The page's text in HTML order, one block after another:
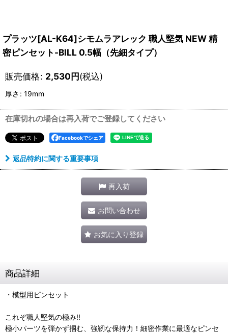
プラッツ[AL-K64]シモムラアレック 職人堅気 NEW 精
密ピンセット-BILL 0.5幅（先細タイプ）
販売価格: 2,530円(税込)
厚さ : 19mm
在庫切れの場合は再入荷でご登録してください
Facebookでシェア
返品特約に関する重要事項
再入荷
お問い合わせ
お気に入り登録
商品詳細
・模型用ピンセット
これぞ職人堅気の極み!!
極小パーツを弾かず掴む、強靭な保持力！細密作業に最適なピンセ